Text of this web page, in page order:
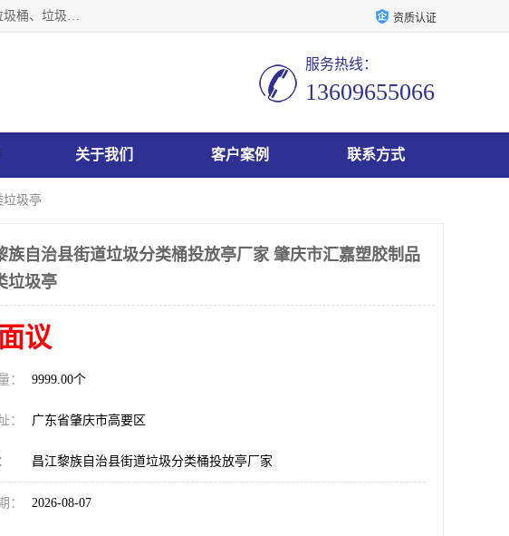
肇庆市汇嘉塑胶制品有限公司是一家塑胶垃圾桶生产厂家，本厂主营：塑料托盘、塑料筐厂家、户外垃圾桶、塑胶垃圾桶、垃圾桶等产品，深受广大客户的欢迎。公司拥有一支勇于、善于集思广益的生产队伍，实力雄厚的技术力量，一贯奉行“以人为本”的管理和服务理念。 资质认证
服务热线：
13609655066
关于我们 客户案例 联系方式
垃圾亭
族自治县街道垃圾分类桶投放亭厂家 肇庆市汇嘉塑胶制品
垃圾亭
议
： 9999.00个
： 广东省肇庆市高要区
昌江黎族自治县街道垃圾分类桶投放亭厂家
： 2026-08-07